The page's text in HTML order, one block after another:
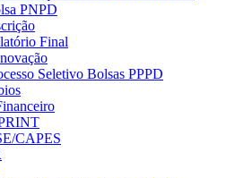
PNPD
Final
Seletivo Bolsas PPPD
CAPES